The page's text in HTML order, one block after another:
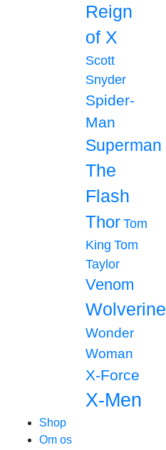
Reign
of X
Scott
Snyder
Spider-
Man
Superman
The
Flash
Thor Tom
King Tom
Taylor
Venom
Wolverine
Wonder
Woman
X-Force
X-Men
Shop
Om os